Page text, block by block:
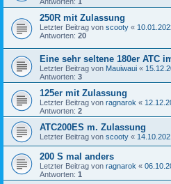
250R mit Zulassung
Letzter Beitrag von scooty «
Antworten: 20
Eine sehr seltene 180er ATC
Letzter Beitrag von Mauiwaui «
Antworten: 3
125er mit Zulassung
Letzter Beitrag von ragnarok «
Antworten: 2
ATC200ES m. Zulassung
Letzter Beitrag von scooty «
200 S mal anders
Letzter Beitrag von ragnarok «
Antworten: 1